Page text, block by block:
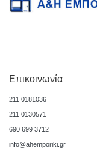
Επικοινωνία
211 0181036
211 0130571
690 699 3712
info@ahemporiki.gr